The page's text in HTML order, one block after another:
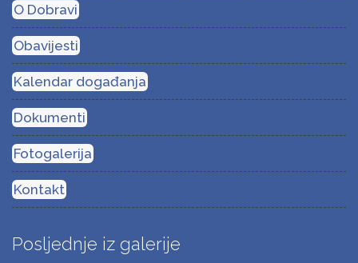
O Dobravi
Obavijesti
Kalendar događanja
Dokumenti
Fotogalerija
Kontakt
Posljednje iz galerije